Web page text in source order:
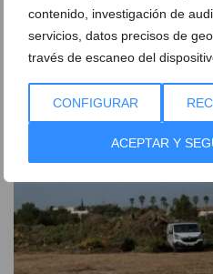
contenido, investigación de
servicios, datos precisos de
través de escaneo del
CONFIGURAR
ACEPTAR Y
Nuevo cierre en el
denuncian un nuevo